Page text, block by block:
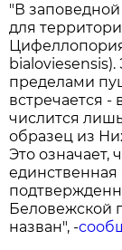
"В
для
пределами
встречается -
числится
образец из
Это означает,
Беловежской
назван", -